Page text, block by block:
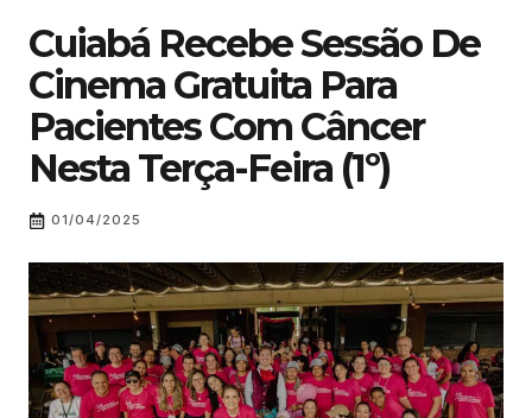
Cuiabá Recebe Sessão De
Cinema Gratuita Para
Pacientes Com Câncer
Nesta Terça-Feira (1º)
01/04/2025